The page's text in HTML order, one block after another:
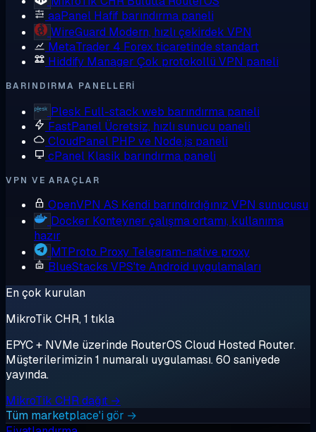
aaPanel Hafif barındırma paneli
WireGuard Modern, hızlı çekirdek VPN
MetaTrader 4 Forex ticaretinde standart
Hiddify Manager Çok protokollü VPN paneli
BARINDIRMA PANELLERI
Plesk Full-stack web barındırma paneli
FastPanel Ücretsiz, hızlı sunucu paneli
CloudPanel PHP ve Node.js paneli
cPanel Klasik barındırma paneli
VPN VE ARAÇLAR
OpenVPN AS Kendi barındırdığınız VPN sunucusu
Docker Konteyner çalışma ortamı, kullanıma
hazır
MTProto Proxy Telegram-native proxy
BlueStacks VPS'te Android uygulamaları
En çok kurulan
MikroTik CHR, 1 tıkla
EPYC + NVMe üzerinde RouterOS Cloud Hosted Router.
Müşterilerimizin 1 numaralı uygulaması. 60 saniyede
yayında.
MikroTik CHR dağıt →
Tüm marketplace'i gör →